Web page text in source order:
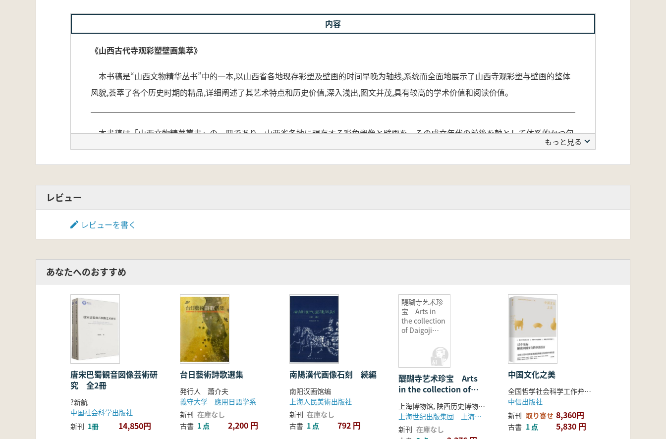
内容
《山西古代寺观彩塑壁画集萃》
本书稿是“山西文物精华丛书”中的一本,以山西省各地现存彩塑及壁画的时间早晚为轴线,系统而全面地展示了山西寺观彩塑与壁画的整体
风貌,荟萃了各个历史时期的精品,详细阐述了其艺术特点和历史价值,深入浅出,图文并茂,具有较高的学术价值和阅读价值。
本書稿は「山西文物精華叢書」の一冊であり、山西省各地に現存する彩色塑像と壁画を、その成立年代の前後を軸として体系的かつ包
括的に紹介しています。山西の寺院・観の彩塑と壁画の全体像を示すとともに、各時代の優品を精選し、その芸術的特徴と歴史的価値を
わかりやすく解説しています。文章と図版を豊富に用いた構成で、学術的価値と鑑賞的価値の双方を備えています。
もっと見る
レビュー
レビューを書く
あなたへのおすすめ
唐宋巴蜀観音図像芸術研
究 全2冊
?新航
中国社会科学出版社
新刊 1冊 14,850円
台日藝術詩歌選集
発行人 蕭介夫
義守大学 應用日語学系
新刊 在庫なし
古書 1 点 2,200 円
南陽漢代画像石刻 続編
南阳汉画馆编
上海人民美術出版社
新刊 在庫なし
古書 1 点 792 円
醍醐寺艺术珍
宝 Arts in
the collection
of Daigoji
醍醐寺艺术珍宝 Arts
in the collection of
Daigoji temple
上海博物馆, 陕西历史博物馆编
上海世纪出版集団 上海書畫出版社
新刊 在庫なし
中国文化之美
全国哲学社会科学工作弁公室 編
中信出版社
新刊 取り寄せ 8,360円
古書 1 点 5,830 円